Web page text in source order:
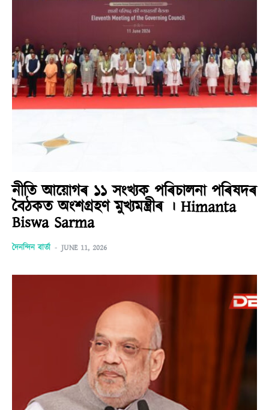
নীতি আয়োগৰ ১১ সংখ্যক পৰিচালনা পৰিষদৰ
বৈঠকত অংশগ্ৰহণ মুখ্যমন্ত্ৰীৰ । Himanta
Biswa Sarma
দৈনন্দিন বাৰ্তা - JUNE 11, 2026